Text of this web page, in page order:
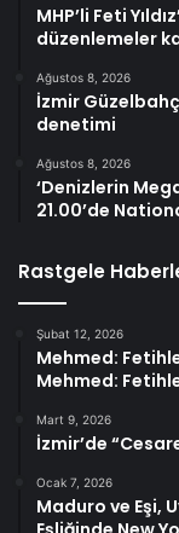
MHP’li Feti
düzenlemeler
Ağustos 8, 2026
İzmir
denetimi
Ağustos 8, 2026
‘Denizlerin
21.00’de
Rastgele
Şubat 12, 2026
Mehmed:
Mehmed:
Mart 9, 2026
İzmir’de
Ocak 7, 2026
Maduro ve Eşi,